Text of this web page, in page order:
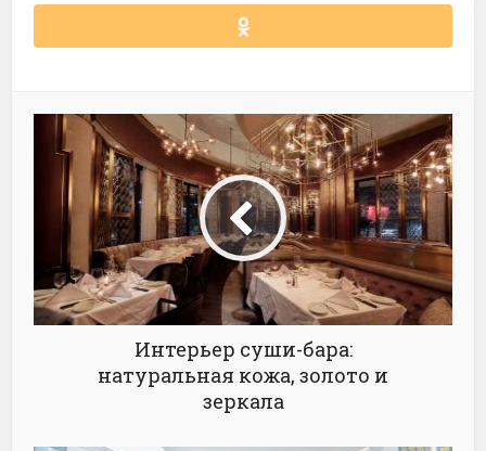
Интерьер суши-бара:
натуральная кожа, золото и
зеркала